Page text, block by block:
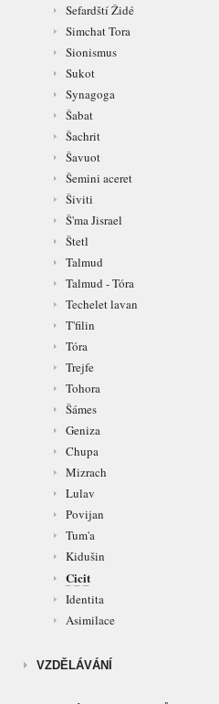
Sefardští Židé
Simchat Tora
Sionismus
Sukot
Synagoga
Šabat
Šachrit
Šavuot
Šemini aceret
Šiviti
Š'ma Jisrael
Štetl
Talmud
Talmud - Tóra
Techelet lavan
T'filin
Tóra
Trejfe
Tohora
Šámes
Geniza
Chupa
Mizrach
Lulav
Povijan
Tum'a
Kidušin
Cicit
Identita
Asimilace
VZDĚLÁVÁNÍ